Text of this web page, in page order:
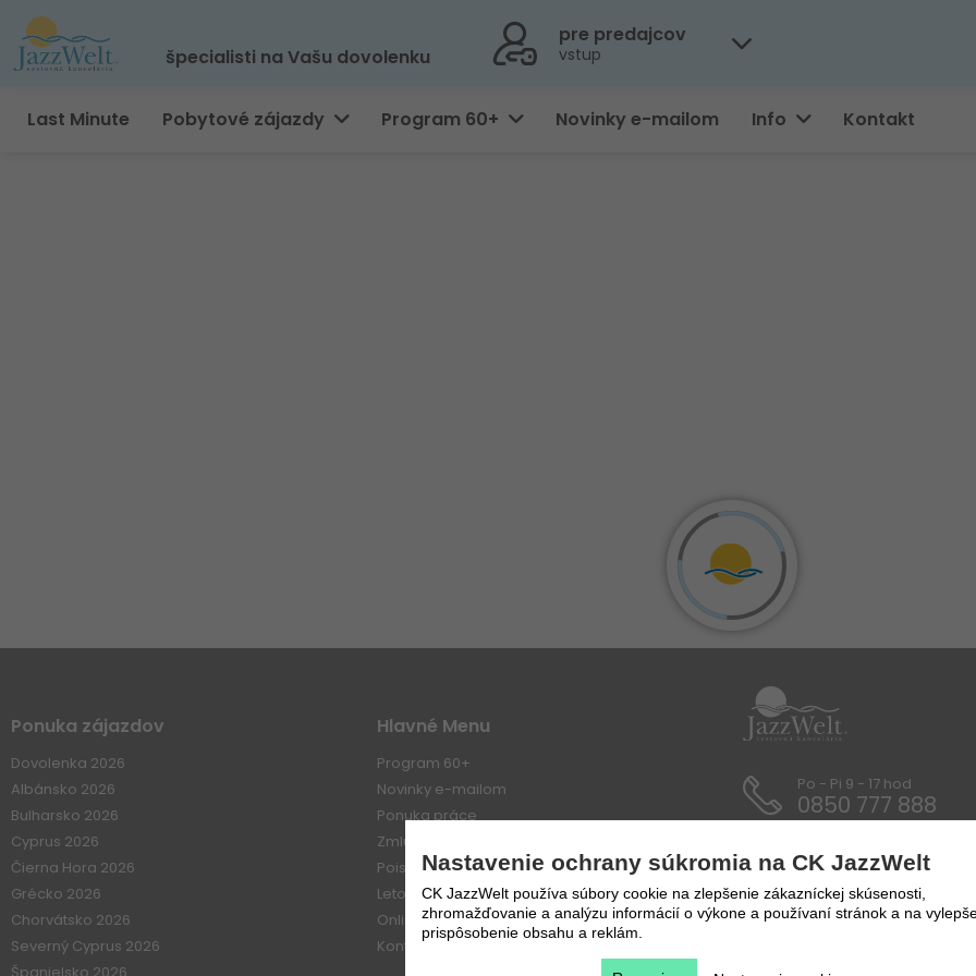
špecialisti na Vašu dovolenku
pre predajcov
vstup
Last Minute Pobytové zájazdy Program 60+ Novinky e-mailom Info Kontakt
Ponuka zájazdov
Dovolenka 2026
Albánsko 2026
Bulharsko 2026
Cyprus 2026
Čierna Hora 2026
Grécko 2026
Chorvátsko 2026
Severný Cyprus 2026
Hlavné Menu
Program 60+
Novinky e-mailom
Ponuka práce
Zmluvné vzťahy / Dokumenty
Poistenie
Letové poriadky a prepravné podmienky
Online platba
Kontakt
Po - Pi 9 - 17 hod
0850 777 888
Nastavenie ochrany súkromia na CK JazzWelt
CK JazzWelt používa súbory cookie na zlepšenie zákazníckej skúsenosti,
zhromažďovanie a analýzu informácií o výkone a používaní stránok a na
prispôsobenie obsahu a reklám.